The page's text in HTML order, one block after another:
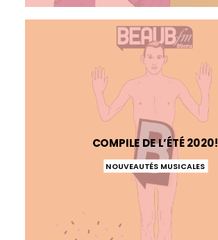
COMPILE DE L’ÉTÉ 2020!
NOUVEAUTÉS MUSICALES